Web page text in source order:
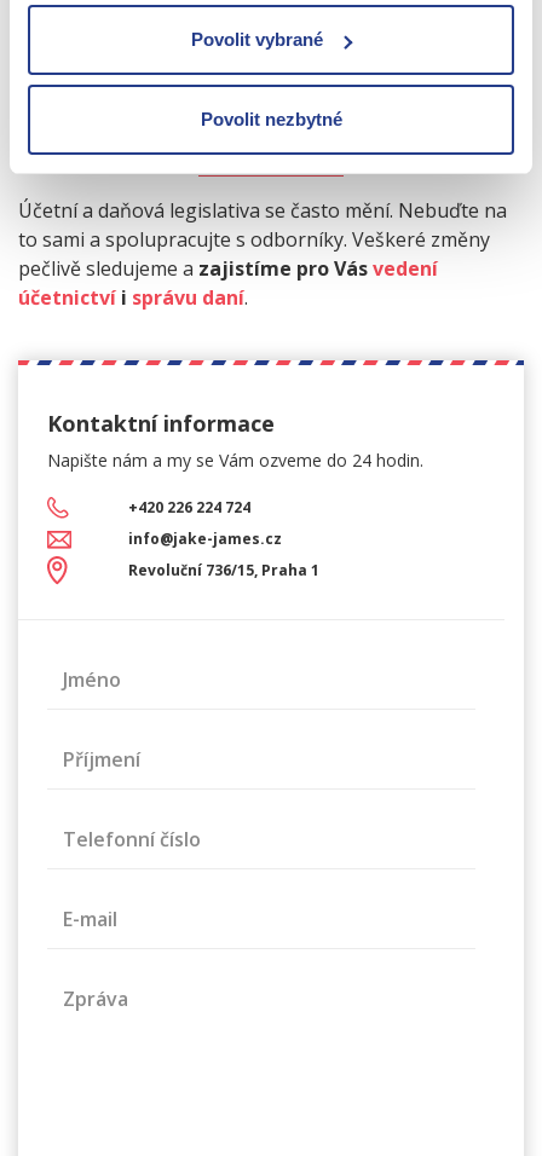
Povolit vybrané
Povolit nezbytné
změny.
POTŘEBUJETE POMOCI
S ÚČETNICTVÍM?
Účetní a daňová legislativa se často mění. Nebuďte na
to sami a spolupracujte s odborníky. Veškeré změny
pečlivě sledujeme a zajistíme pro Vásvedení
účetnictví i správu daní.
Kontaktní informace
Napište nám a my se Vám ozveme do 24 hodin.
+420 226 224 724
info@jake-james.cz
Revoluční 736/15, Praha 1
Jméno
Příjmení
Telefonní číslo
E-mail
Zpráva